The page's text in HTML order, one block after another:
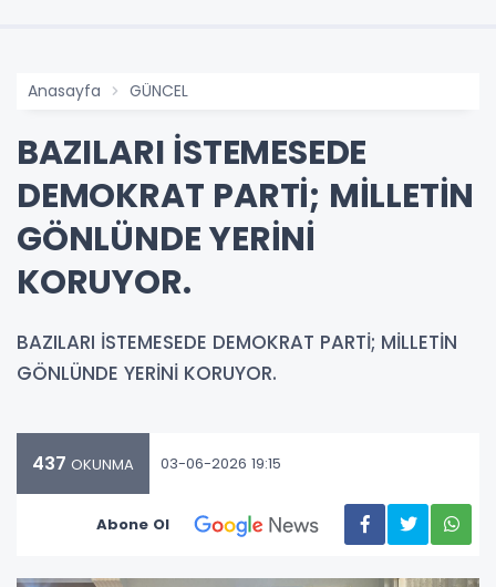
Anasayfa GÜNCEL
BAZILARI İSTEMESEDE
DEMOKRAT PARTİ; MİLLETİN
GÖNLÜNDE YERİNİ
KORUYOR.
BAZILARI İSTEMESEDE DEMOKRAT PARTİ; MİLLETİN
GÖNLÜNDE YERİNİ KORUYOR.
437 OKUNMA 03-06-2026 19:15
Abone Ol